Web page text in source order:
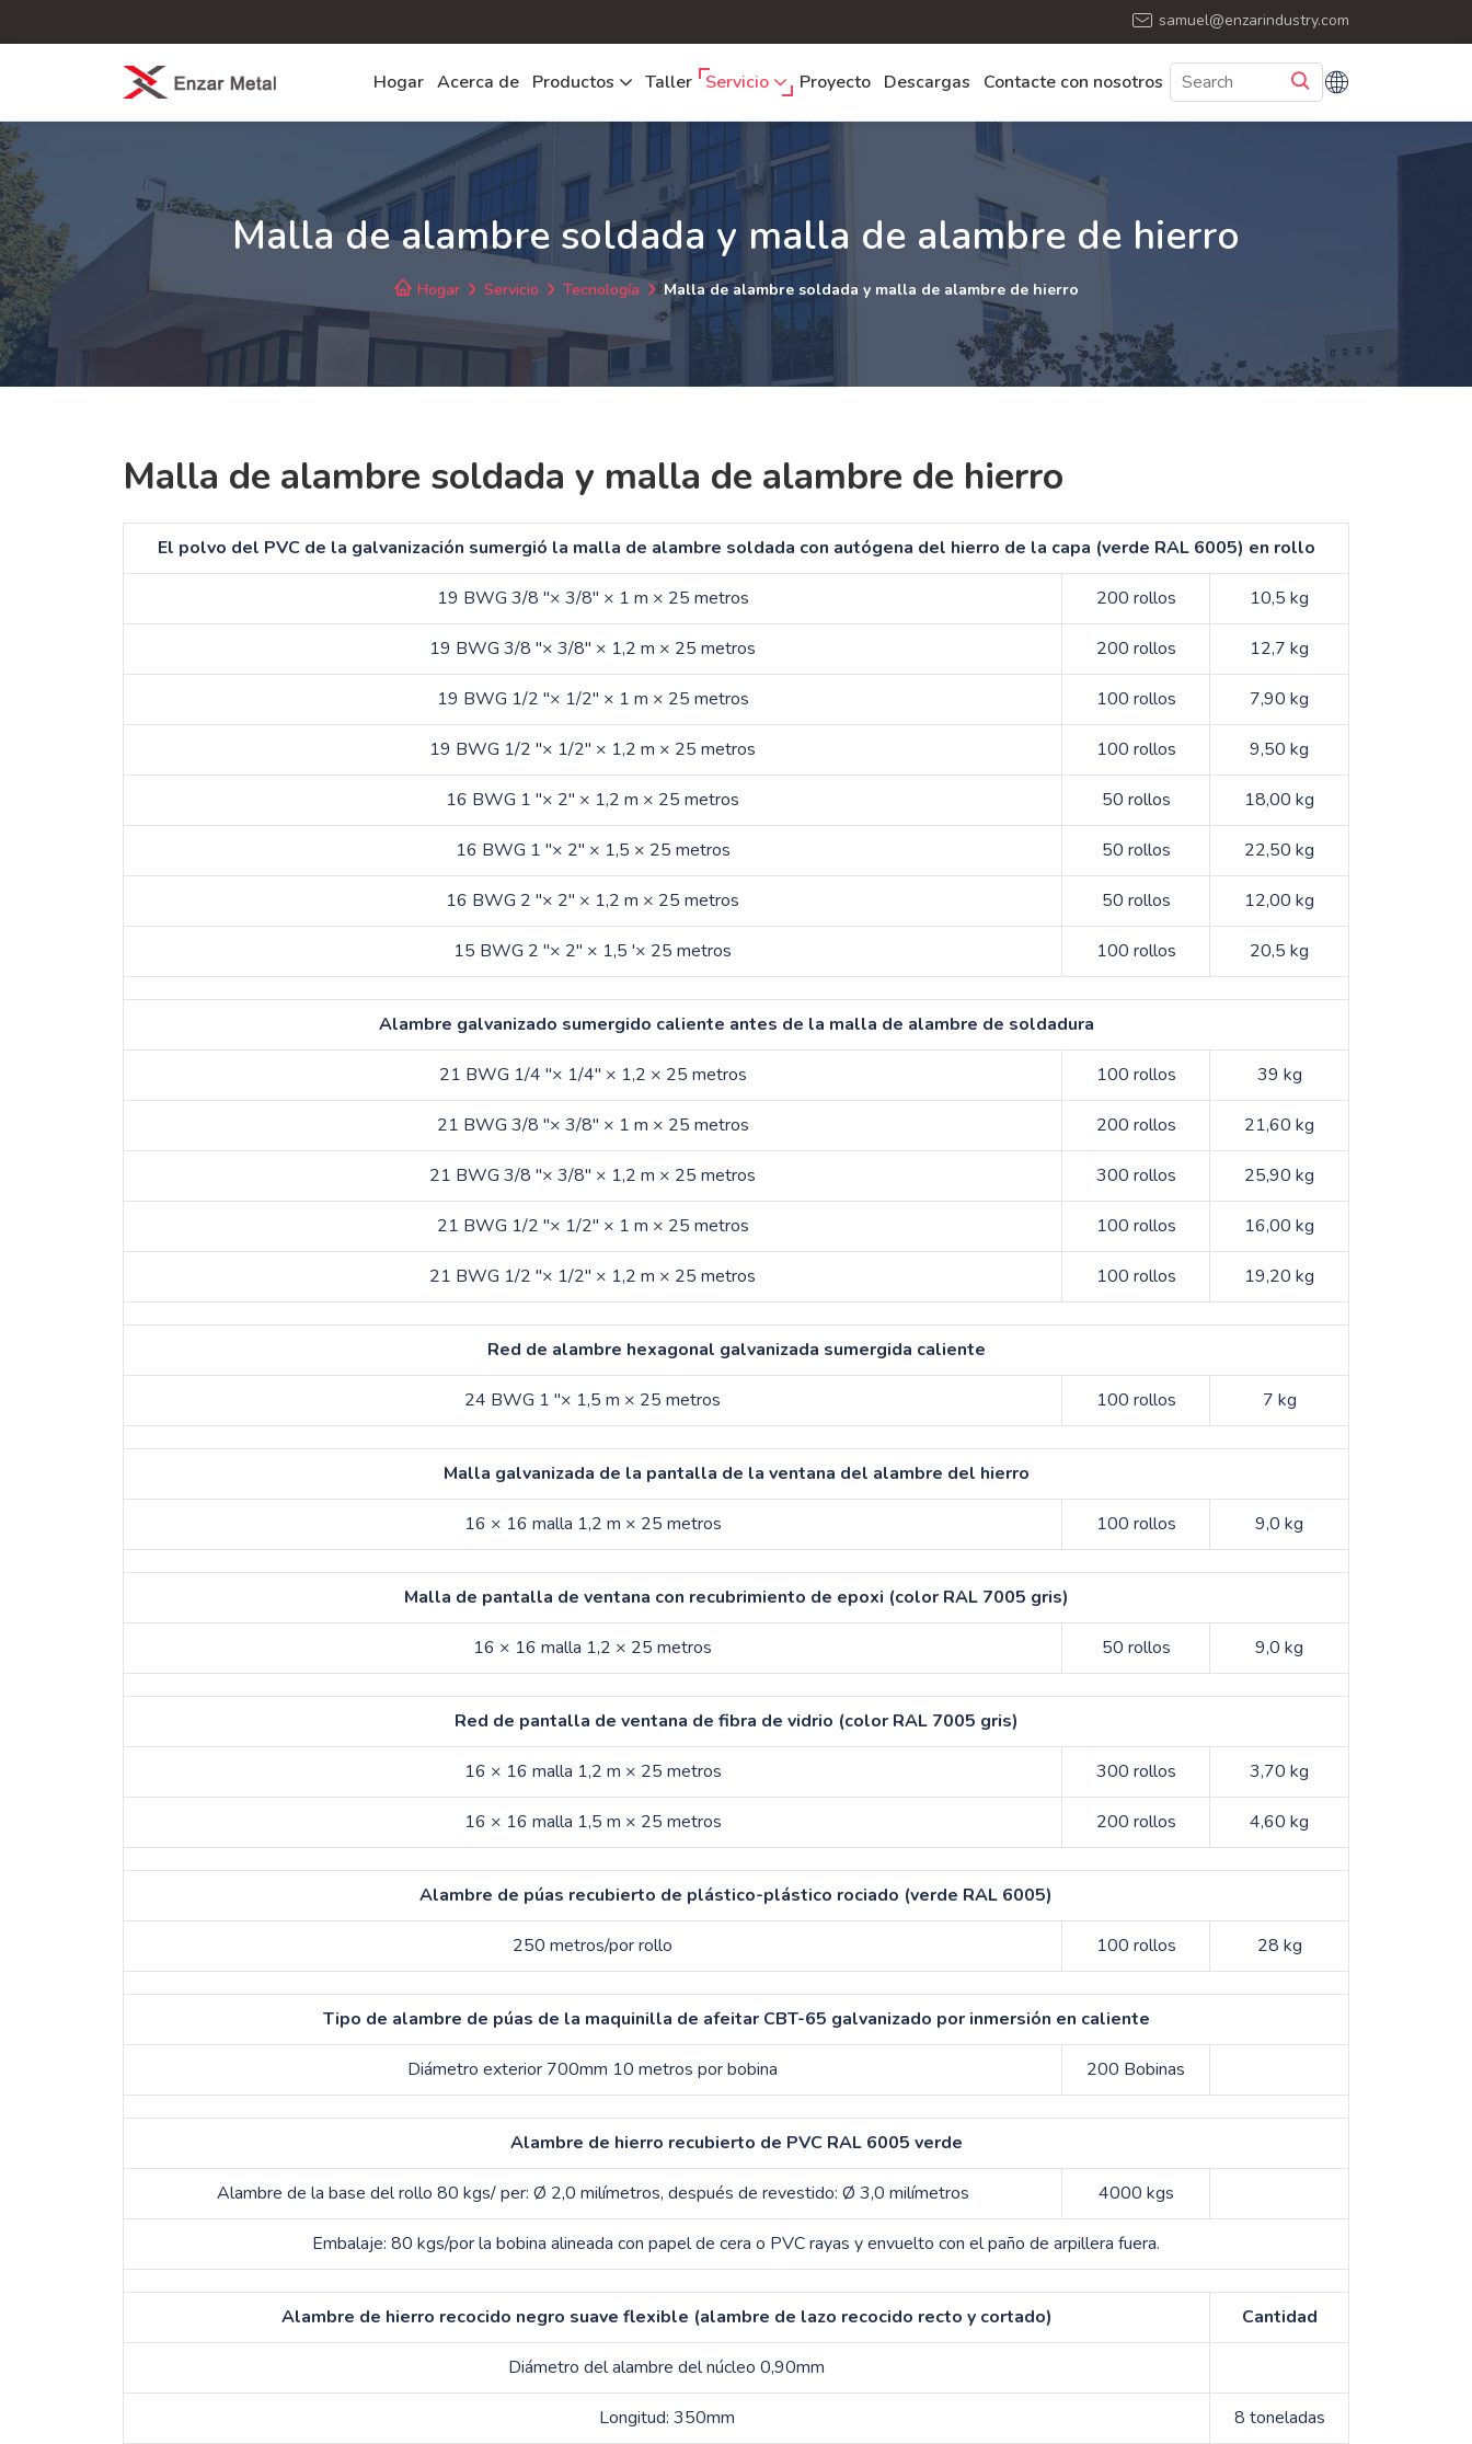
samuel@enzarindustry.com
Hogar Acerca de Productos Taller Servicio Proyecto Descargas Contacte con nosotros
Malla de alambre soldada y malla de alambre de hierro
Hogar Servicio Tecnología Malla de alambre soldada y malla de alambre de hierro
Malla de alambre soldada y malla de alambre de hierro
El polvo del PVC de la galvanización sumergió la malla de alambre soldada con autógena del hierro de la capa (verde RAL 6005) en rollo
19 BWG 3/8 "× 3/8" × 1 m × 25 metros 200 rollos 10,5 kg
19 BWG 3/8 "× 3/8" × 1,2 m × 25 metros 200 rollos 12,7 kg
19 BWG 1/2 "× 1/2" × 1 m × 25 metros 100 rollos 7,90 kg
19 BWG 1/2 "× 1/2" × 1,2 m × 25 metros 100 rollos 9,50 kg
16 BWG 1 "× 2" × 1,2 m × 25 metros 50 rollos 18,00 kg
16 BWG 1 "× 2" × 1,5 × 25 metros 50 rollos 22,50 kg
16 BWG 2 "× 2" × 1,2 m × 25 metros 50 rollos 12,00 kg
15 BWG 2 "× 2" × 1,5 '× 25 metros 100 rollos 20,5 kg
Alambre galvanizado sumergido caliente antes de la malla de alambre de soldadura
21 BWG 1/4 "× 1/4" × 1,2 × 25 metros 100 rollos 39 kg
21 BWG 3/8 "× 3/8" × 1 m × 25 metros 200 rollos 21,60 kg
21 BWG 3/8 "× 3/8" × 1,2 m × 25 metros 300 rollos 25,90 kg
21 BWG 1/2 "× 1/2" × 1 m × 25 metros 100 rollos 16,00 kg
21 BWG 1/2 "× 1/2" × 1,2 m × 25 metros 100 rollos 19,20 kg
Red de alambre hexagonal galvanizada sumergida caliente
24 BWG 1 "× 1,5 m × 25 metros 100 rollos 7 kg
Malla galvanizada de la pantalla de la ventana del alambre del hierro
16 × 16 malla 1,2 m × 25 metros 100 rollos 9,0 kg
Malla de pantalla de ventana con recubrimiento de epoxi (color RAL 7005 gris)
16 × 16 malla 1,2 × 25 metros 50 rollos 9,0 kg
Red de pantalla de ventana de fibra de vidrio (color RAL 7005 gris)
16 × 16 malla 1,2 m × 25 metros 300 rollos 3,70 kg
16 × 16 malla 1,5 m × 25 metros 200 rollos 4,60 kg
Alambre de púas recubierto de plástico-plástico rociado (verde RAL 6005)
250 metros/por rollo 100 rollos 28 kg
Tipo de alambre de púas de la maquinilla de afeitar CBT-65 galvanizado por inmersión en caliente
Diámetro exterior 700mm 10 metros por bobina 200 Bobinas
Alambre de hierro recubierto de PVC RAL 6005 verde
Alambre de la base del rollo 80 kgs/ per: Ø 2,0 milímetros, después de revestido: Ø 3,0 milímetros 4000 kgs
Embalaje: 80 kgs/por la bobina alineada con papel de cera o PVC rayas y envuelto con el paño de arpillera fuera.
Alambre de hierro recocido negro suave flexible (alambre de lazo recocido recto y cortado) Cantidad
Diámetro del alambre del núcleo 0,90mm
Longitud: 350mm 8 toneladas